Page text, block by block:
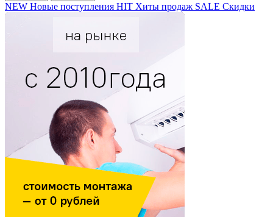
NEW Новые поступления HIT Хиты продаж SALE Скидки